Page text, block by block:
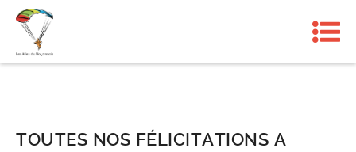
TOUTES NOS FÉLICITATIONS A